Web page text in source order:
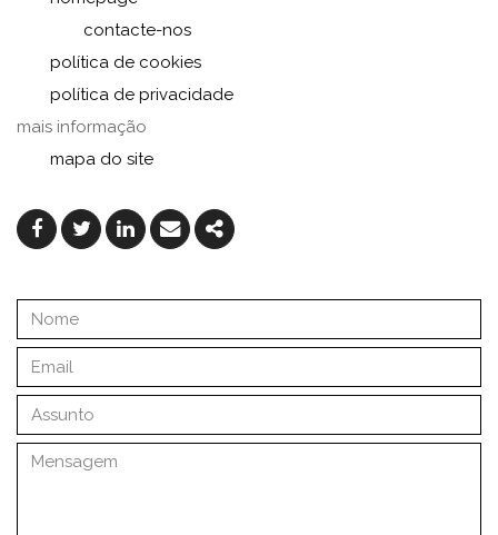
contacte-nos
política de cookies
política de privacidade
mais informação
mapa do site
Facebook
TwitterLinkedinEmailShare